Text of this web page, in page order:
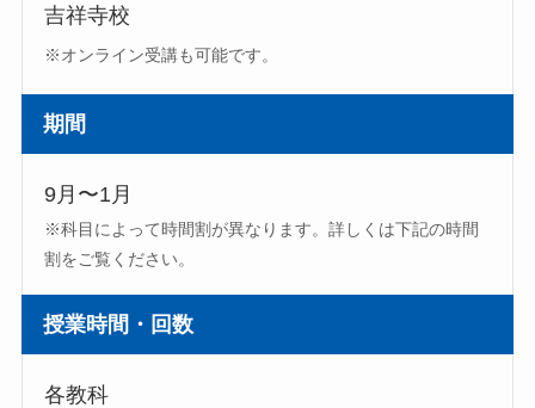
吉祥寺校
※オンライン受講も可能です。
期間
9月〜1月
※科目によって時間割が異なります。詳しくは下記の時間
割をご覧ください。
授業時間・回数
各教科